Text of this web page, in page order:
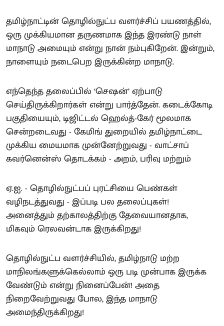
தமிழ்நாட்டின் தொழில்நுட்ப வளர்ச்சிப் பயணத்தில்,
ஒரு முக்கியமான தருணமாக இந்த இரண்டு நாள்
மாநாடு அமையும் என்று நான் நம்புகிறேன். இன்றும்,
நாளையும் நடைபெற இருக்கின்ற மாநாடு.
எந்தெந்த தலைப்பில் ‘செஷன்’ ஏற்பாடு
செய்திருக்கிறார்கள் என்று பார்த்தேன். கடைக்கோடி
பகுதியையும், டிஜிட்டல் ஹெல்த்-கேர் மூலமாக
சென்றடைவது - கேமிங் துறையில் தமிழ்நாட்டை
முக்கிய மையமாக முன்னேற்றுவது - வாட்சாப்
கவர்னென்ஸ் தொடக்கம் - அறம், பரிவு மற்றும்
ஏ.ஐ. - தொழில்நுட்பப் புரட்சியை பெண்கள்
வழிநடத்துவது - இப்படி பல தலைப்புகள்!
அனைத்தும் தற்காலத்திற்கு தேவையானதாக,
மிகவும் ரெலவன்டாக இருக்கிறது!
தொழில்நுட்ப வளர்ச்சியில், தமிழ்நாடு மற்ற
மாநிலங்களுக்கெல்லாம் ஒரு படி முன்பாக இருக்க
வேண்டும் என்று நினைப்பேன்! அதை
நிறைவேற்றுவது போல, இந்த மாநாடு
அமைந்திருக்கிறது!